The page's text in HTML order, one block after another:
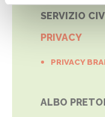
SERVIZIO
PRIVACY
PRIVACY
ALBO